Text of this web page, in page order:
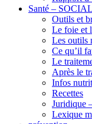
Santé – SOCIAL
Outils et
Le foie et
Les outils
Ce qu’il
Le
Après le
Infos
Recettes
Juridique
Lexique